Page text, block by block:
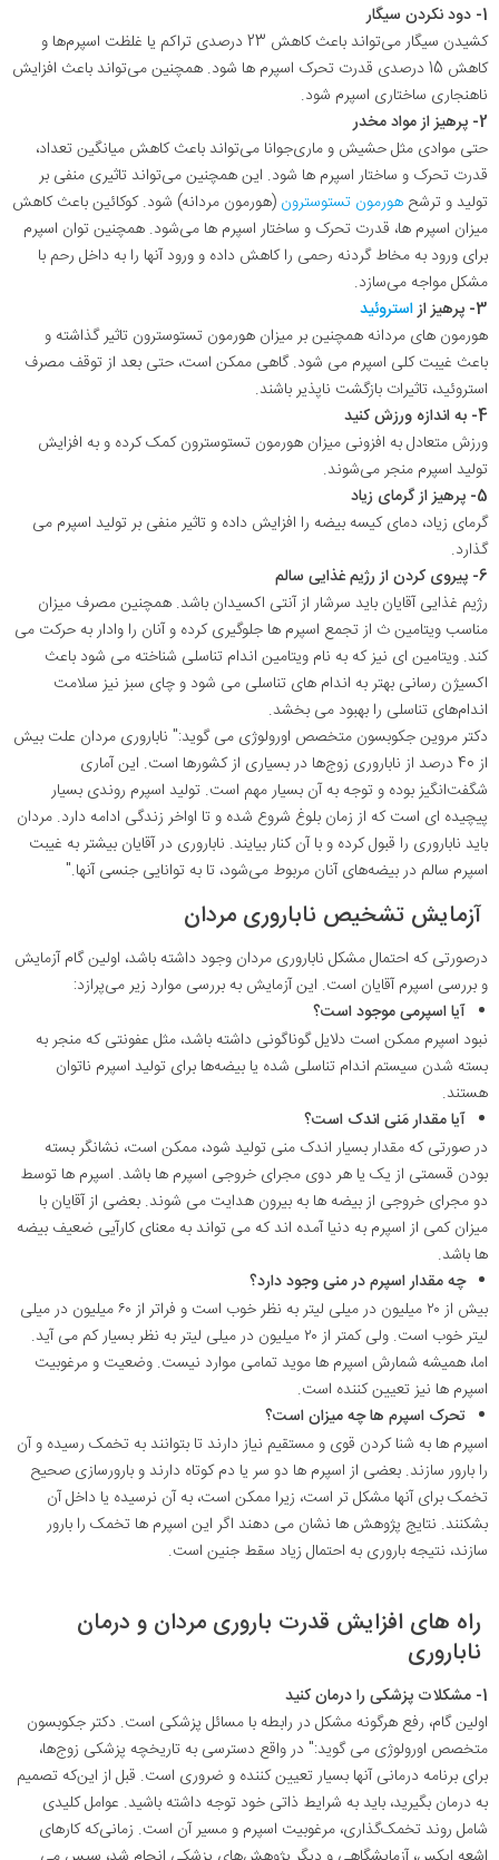
1- دود نکردن سیگار
کشیدن سیگار می‌تواند باعث کاهش 23 درصدی تراکم یا غلظت اسپرم‌‌ها و
کاهش 15 درصدی قدرت تحرک اسپرم ها شود. همچنین می‌تواند باعث افزایش
ناهنجاری‌ ساختاری اسپرم شود.
2- پرهیز از مواد مخدر
حتی موادی مثل حشیش و ماری‌جوانا می‌تواند باعث کاهش میانگین تعداد،
قدرت تحرک و ساختار اسپرم ها شود. این همچنین می‌تواند تاثیری منفی بر
تولید و ترشح هورمون تستوسترون (هورمون مردانه) شود. کوکائین باعث کاهش
میزان اسپرم ها، قدرت تحرک و ساختار اسپرم ها می‌شود. همچنین توان اسپرم
برای ورود به مخاط گردنه رحمی را کاهش داده و ورود آنها را به داخل رحم با
مشکل مواجه می‌سازد.
3- پرهیز از
استروئید
هورمون ‌های مردانه همچنین بر میزان هورمون تستوسترون تاثیر گذاشته و
باعث غیبت کلی اسپرم می شود. گاهی ممکن است، حتی بعد از توقف مصرف
استروئید، تاثیرات بازگشت ‌ناپذیر باشند.
4- به اندازه ورزش کنید
ورزش متعادل به افزونی میزان هورمون تستوسترون کمک کرده و به افزایش
تولید اسپرم منجر می‌شوند.
5- پرهیز از گرمای زیاد
گرمای زیاد، دمای کیسه بیضه را افزایش داده و تاثیر منفی بر تولید اسپرم می‌
گذارد.
6- پیروی کردن از رژیم غذایی سالم
رژیم غذایی آقایان باید سرشار از آنتی اکسیدان باشد. همچنین مصرف میزان
مناسب ویتامین ث از تجمع اسپرم ها جلوگیری کرده و آنان را وادار به حرکت می
‌کند. ویتامین ای نیز که به نام ویتامین‌ اندام تناسلی شناخته می‌ شود باعث
اکسیژن رسانی بهتر به اندام‌ های تناسلی می شود و چای سبز نیز سلامت
اندام‌های تناسلی را بهبود می‌ بخشد.
دکتر مروین جکوبسون متخصص اورولوژی می ‌گوید:" ناباروری مردان علت بیش
از 40 درصد از ناباروری زوج‌ها در بسیاری از کشورها است. این آماری
شگفت‌انگیز بوده و توجه به آن بسیار مهم است. تولید اسپرم روندی بسیار
پیچیده ای است که از زمان بلوغ شروع شده و تا اواخر زندگی ادامه دارد. مردان
باید ناباروری را قبول کرده و با آن کنار بیایند. ناباروری در آقایان بیشتر به غیبت
اسپرم سالم در بیضه‌های‌ آنان مربوط می‌شود، تا به توانایی جنسی آنها."
آزمایش تشخیص ناباروری مردان
درصورتی‌ که احتمال مشکل ناباروری مردان وجود داشته باشد، اولین گام آزمایش
و بررسی اسپرم آقایان است. این آزمایش به بررسی موارد زیر می‌پرازد:
آیا اسپرمی موجود است؟
نبود اسپرم ممکن است دلایل گوناگونی داشته باشد، مثل عفونتی که منجر به
بسته شدن سیستم اندام تناسلی شده یا بیضه‌ها برای تولید اسپرم ناتوان
هستند.
آیا مقدار مَنی اندک است؟
در صورتی‌ که مقدار بسیار اندک منی تولید شود، ممکن است، نشانگر بسته
بودن قسمتی از یک یا هر دوی مجرای خروجی اسپرم‌ ها باشد. اسپرم‌ ها توسط
دو مجرای خروجی از بیضه ‌ها به بیرون هدایت می ‌شوند. بعضی از آقایان با
میزان کمی از اسپرم‌ به دنیا آمده ‌اند که می‌ تواند به معنای کارآیی ضعیف بیضه‌
ها باشد.
چه مقدار اسپرم در منی وجود دارد؟
بیش از ۲۰ میلیون در میلی ‌لیتر به نظر خوب است و فراتر از ۶۰ میلیون در میلی
‌لیتر خوب است. ولی کمتر از ۲۰ میلیون در میلی ‌لیتر به نظر بسیار کم می‌ آید.
اما، همیشه شمارش اسپرم ها موید تمامی موارد نیست. وضعیت و مرغوبیت
اسپرم‌ ها نیز تعیین کننده است.
تحرک اسپرم ها چه میزان است؟
اسپرم ها به شنا کردن قوی و مستقیم نیاز دارند تا بتوانند به تخمک رسیده و آن
را بارور سازند. بعضی از اسپرم‌ ها دو سر یا دم کوتاه دارند و بارورسازی صحیح
تخمک برای آنها مشکل ‌تر است، زیرا ممکن است، به آن نرسیده یا داخل آن
بشکنند. نتایج پژوهش‌ ها نشان می دهند اگر این اسپرم ‌ها تخمک را بارور
سازند، نتیجه باروری به احتمال زیاد سقط جنین است.
راه های افزایش قدرت باروری مردان و درمان
ناباروری
1- مشکلات پزشکی را درمان کنید
اولین گام، رفع هرگونه مشکل در رابطه با مسائل پزشکی است. دکتر جکوبسون
متخصص اورولوژی می‌ گوید:" در واقع دسترسی به تاریخچه پزشکی زوج‌ها،
برای برنامه درمانی آنها بسیار تعیین کننده و ضروری است. قبل از این‌که تصمیم
به درمان بگیرید، باید به شرایط ذاتی خود توجه داشته باشید. عوامل کلیدی
شامل روند تخمک‌گذاری، مرغوبیت اسپرم و مسیر آن است. زمانی‌که کارهای